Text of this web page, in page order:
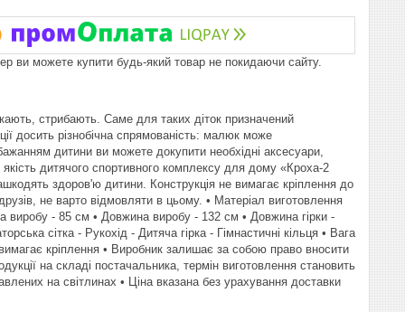
ви можете купити будь-який товар не покидаючи сайту.
стрибають. Саме для таких діток призначений
досить різнобічна спрямованість: малюк може
дитини ви можете докупити необхідні аксесуари,
дитячого спортивного комплексу для дому «Кроха-2
здоров'ю дитини. Конструкція не вимагає кріплення до
не варто відмовляти в цьому. • Матеріал виготовлення
- 85 см • Довжина виробу - 132 см • Довжина гірки -
сітка - Рукохід - Дитяча гірка - Гімнастичні кільця • Вага
кріплення • Виробник залишає за собою право вносити
на складі постачальника, термін виготовлення становить
на світлинах • Ціна вказана без урахування доставки